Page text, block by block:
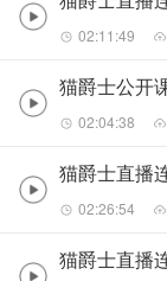
02:11:49
02:04:38
02:26:54